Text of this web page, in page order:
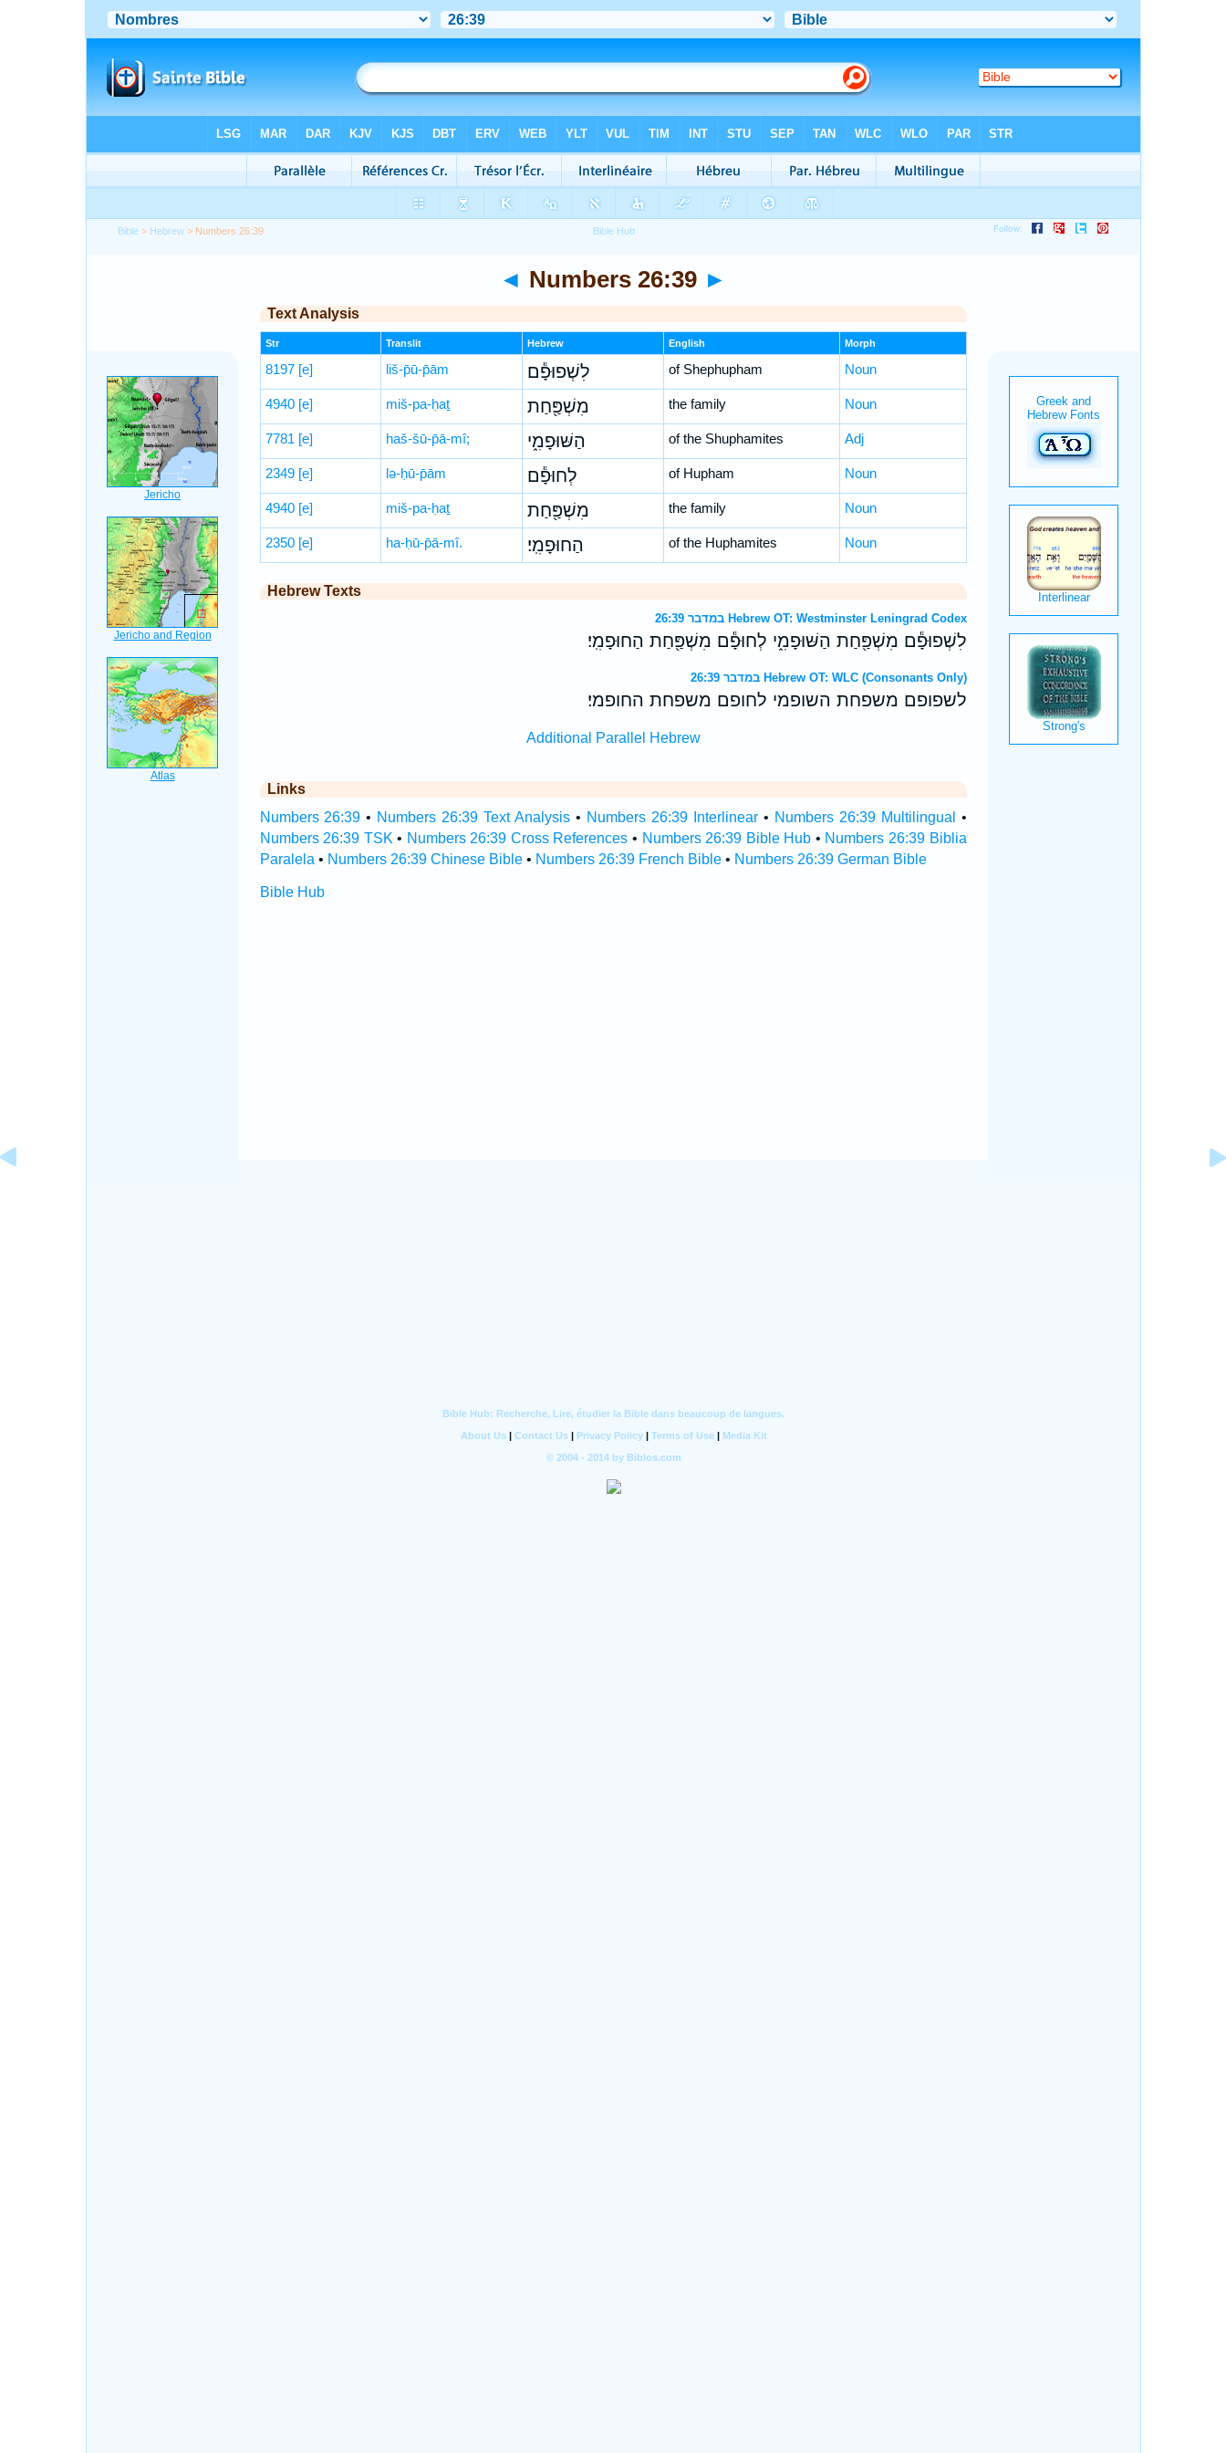
Bible > Hebrew > Numbers 26:39
◄ Numbers 26:39 ►
Text Analysis
Str Translit Hebrew English Morph
8197 [e] liš-p̄ū-p̄ām לִשְׁפוּפָ֕ם of Shephupham Noun
4940 [e] miš-pa-ḥaṯ מִשְׁפַּ֖חַת the family Noun
7781 [e] haš-šū-p̄ā-mî; הַשּׁוּפָמִ֑י of the Shuphamites Adj
2349 [e] lə-ḥū-p̄ām לְחוּפָ֕ם of Hupham Noun
4940 [e] miš-pa-ḥaṯ מִשְׁפַּ֖חַת the family Noun
2350 [e] ha-ḥū-p̄ā-mî. הַחוּפָמִֽי׃ of the Huphamites Noun
Hebrew Texts
במדבר 26:39 Hebrew OT: Westminster Leningrad Codex
לִשְׁפוּפָ֕ם מִשְׁפַּ֖חַת הַשּׁוּפָמִ֑י לְחוּפָ֕ם מִשְׁפַּ֖חַת הַחוּפָמִֽי׃
במדבר 26:39 Hebrew OT: WLC (Consonants Only)
לשפופם משפחת השופמי לחופם משפחת החופמי׃
Additional Parallel Hebrew
Links
Numbers 26:39 • Numbers 26:39 Text Analysis • Numbers 26:39 Interlinear• Numbers 26:39 Multilingual
•
Numbers 26:39 TSK • Numbers 26:39 Cross References • Numbers 26:39 Bible Hub • Numbers 26:39 Biblia
Paralela • Numbers 26:39 Chinese Bible• Numbers 26:39 French Bible• Numbers 26:39 German Bible
Bible Hub